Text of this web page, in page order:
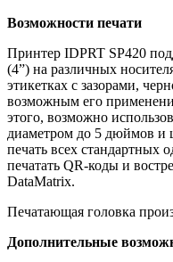
Возможности печати
Принтер IDPRT SP420
(4”) на различных
этикетках с зазорами,
возможным его
этого, возможно
диаметром до 5 дюймов
печать всех стандартных
печатать QR-коды и
DataMatrix.
Печатающая головка
Дополнительные